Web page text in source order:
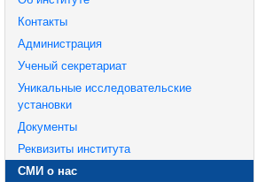
Контакты
Администрация
Ученый секретариат
Уникальные исследовательские
установки
Документы
Реквизиты института
СМИ о нас